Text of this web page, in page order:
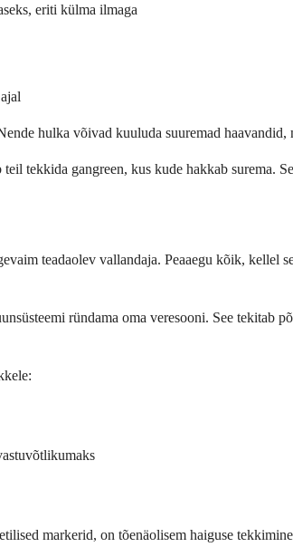
eriti külma ilmaga
hulka võivad kuuluda suuremad
tekkida gangreen, kus kude hakkab surema.
teadaolev vallandaja. Peaaegu kõik,
ründama oma veresooni. See
markerid, on tõenäolisem haiguse